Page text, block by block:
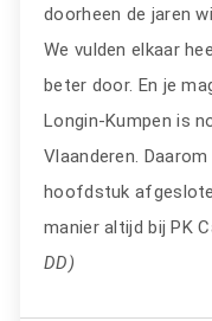
doorheen de jaren
We vulden elkaar
beter door. En je
Longin-Kumpen is
Vlaanderen.
hoofdstuk
manier altijd bij PK
DD)